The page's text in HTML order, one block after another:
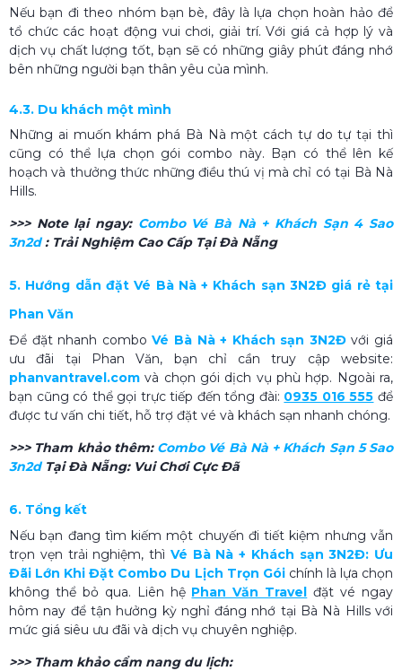
Nếu bạn đi theo nhóm bạn bè, đây là lựa chọn hoàn hảo để
tổ chức các hoạt động vui chơi, giải trí. Với giá cả hợp lý và
dịch vụ chất lượng tốt, bạn sẽ có những giây phút đáng nhớ
bên những người bạn thân yêu của mình.
4.3. Du khách một mình
Những ai muốn khám phá Bà Nà một cách tự do tự tại thì
cũng có thể lựa chọn gói combo này. Bạn có thể lên kế
hoạch và thưởng thức những điều thú vị mà chỉ có tại Bà Nà
Hills.
>>> Note lại ngay: Combo Vé Bà Nà + Khách Sạn 4 Sao
3n2d: Trải Nghiệm Cao Cấp Tại Đà Nẵng
5. Hướng dẫn đặt Vé Bà Nà + Khách sạn 3N2Đ giá rẻ tại
Phan Văn
Để đặt nhanh comboVé Bà Nà + Khách sạn 3N2Đvới giá
ưu đãi tại Phan Văn, bạn chỉ cần truy cập website:
phanvantravel.com và chọn gói dịch vụ phù hợp. Ngoài ra,
bạn cũng có thể gọi trực tiếp đến tổng đài: 0935 016 555 để
được tư vấn chi tiết, hỗ trợ đặt vé và khách sạn nhanh chóng.
>>> Tham khảo thêm: Combo Vé Bà Nà + Khách Sạn 5 Sao
3n2dTại Đà Nẵng: Vui Chơi Cực Đã
6. Tổng kết
Nếu bạn đang tìm kiếm một chuyến đi tiết kiệm nhưng vẫn
trọn vẹn trải nghiệm, thì Vé Bà Nà + Khách sạn 3N2Đ: Ưu
Đãi Lớn Khi Đặt Combo Du Lịch Trọn Gói chính là lựa chọn
không thể bỏ qua. Liên hệ Phan Văn Travel đặt vé ngay
hôm nay để tận hưởng kỳ nghỉ đáng nhớ tại Bà Nà Hills với
mức giá siêu ưu đãi và dịch vụ chuyên nghiệp.
>>> Tham khảo cẩm nang du lịch: